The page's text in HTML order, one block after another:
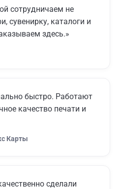
сотрудничаем не
сувенирку, каталоги и
здесь.»
быстро. Работают
качество печати и
Карты
сделали